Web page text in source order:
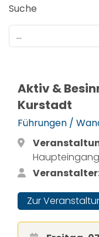
Suche
Aktiv &
Kurstadt
Führungen /
Haupteingang
Zur